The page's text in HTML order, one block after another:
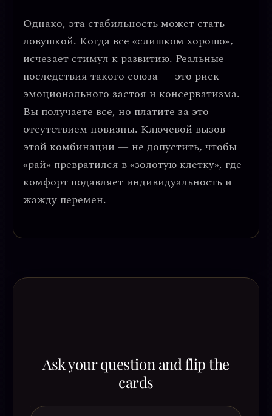
Однако, эта стабильность может стать
ловушкой. Когда все «слишком хорошо»,
исчезает стимул к развитию. Реальные
последствия такого союза — это риск
эмоционального застоя и консерватизма.
Вы получаете все, но платите за это
отсутствием новизны. Ключевой вызов
этой комбинации — не допустить, чтобы
«рай» превратился в «золотую клетку», где
комфорт подавляет индивидуальность и
жажду перемен.
Ask your question and flip the
cards